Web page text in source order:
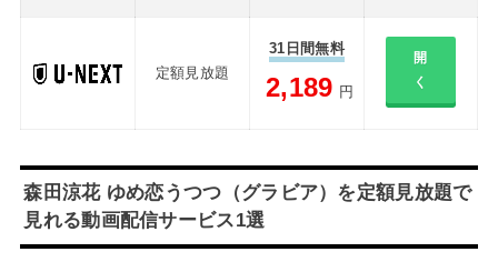
定額見放題
31日間無料
2,189 円
開
く
森田涼花 ゆめ恋うつつ（グラビア）を定額見放題で
見れる動画配信サービス1選